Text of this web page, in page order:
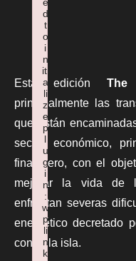
Esta edición The
principalmente las
que están
sector económico,
financiero, con el
mejorar la vida de
enfrentan severas
energético decretado
contra la isla.
d
t
o
i
n
iti
a
li
z
e
p
l
u
g
i
n
:
w
p
li
n
k